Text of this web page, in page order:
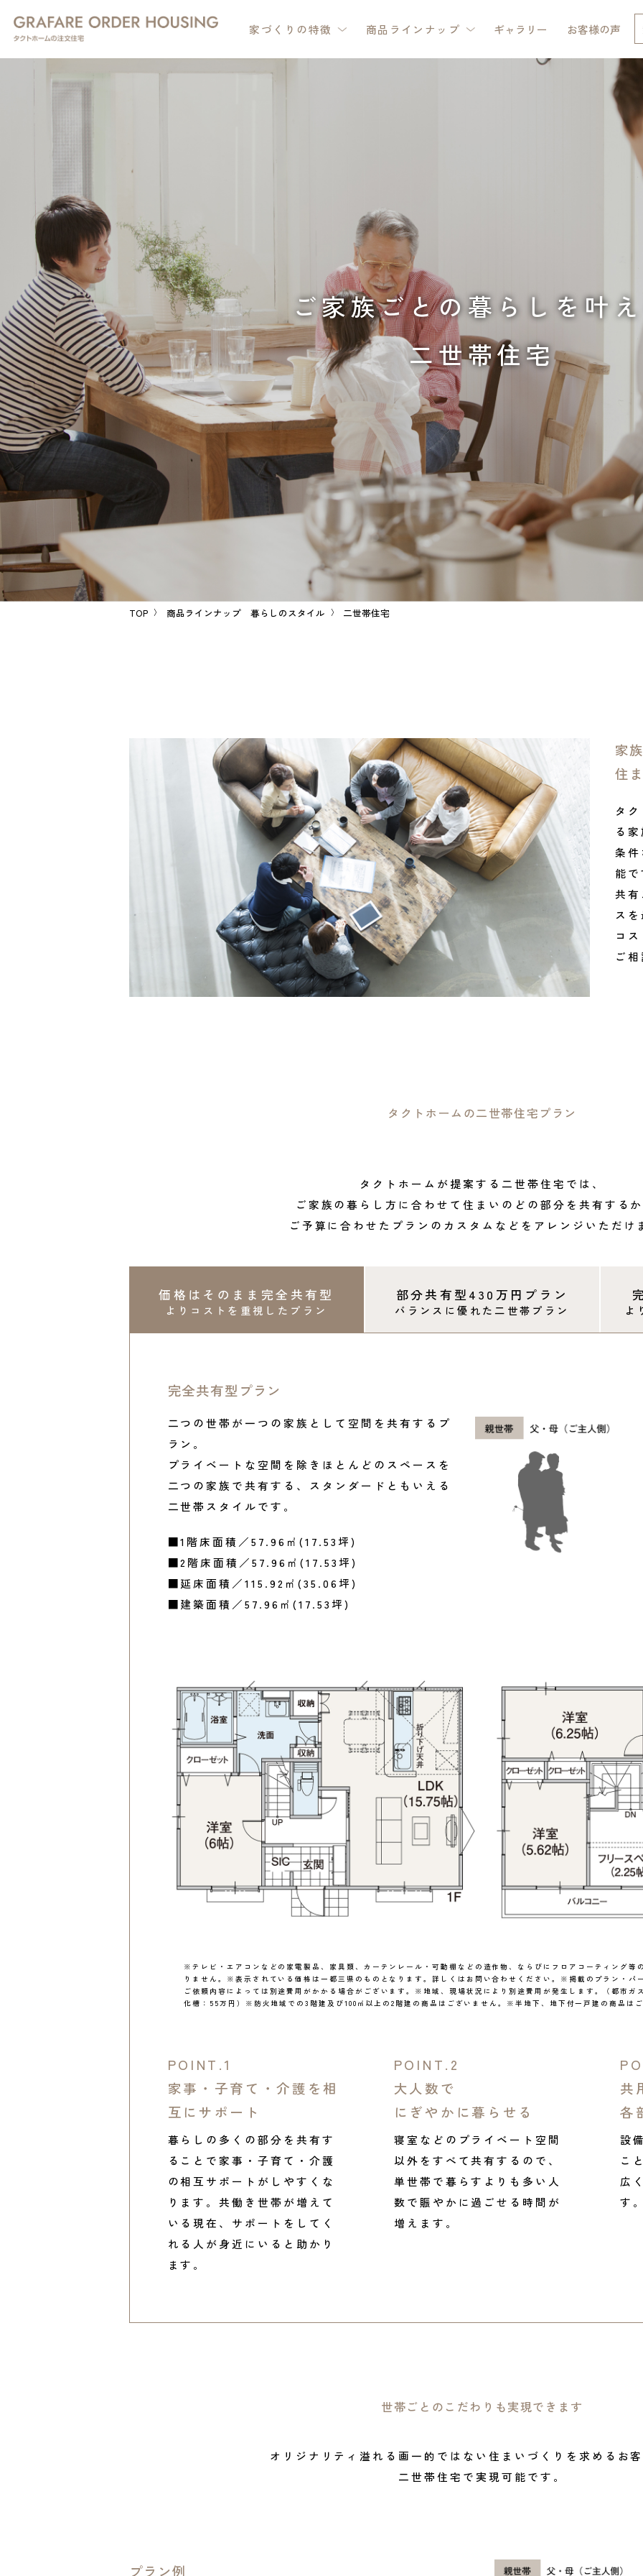
家づくりの特徴 商品ラインナップ ギャラリー お客様の声
ご家族ごとの暮らしを叶
二世帯住宅
TOP 商品ラインナップ 暮らしのスタイル 二世帯住宅
家
住
タ
る
条
能で
共
ス
コ
ご相
タクトホームの二世帯住宅プラン
タクトホームが提案する二世帯住宅では、
ご家族の暮らし方に合わせて住まいの どの部分を共有するか
ご予算に合わせたプランのカスタムなどを アレンジいただけ
価格はそのまま 完全共有型
よりコストを重視したプラン
部分共有型 430万円プラン
バランスに優れた二世帯プラン よ
完全共有型プラン
二つの世帯が一つの家族として空間を共有するプ
ラン。
プライベートな空間を除きほとんどのスペースを
二つの家族で共有する、スタンダードともいえる
二世帯スタイルです。
■1階床面積／57.96㎡(17.53坪)
■2階床面積／57.96㎡(17.53坪)
■延床面積／115.92㎡(35.06坪)
■建築面積／57.96㎡(17.53坪)
※テレビ・エアコンなどの家電製品、家具類、カーテンレール・可動棚などの造作物、ならびにフロアコーティング等
りません。※表示されている価格は一都三県のものとなります。詳しくはお問い合わせください。※掲載のプラン・パ
ご依頼内容によっては別途費用がかかる場合がございます。※地域、現場状況により別途費用が発生します。（都市
化槽：55万円）※防火地域での3階建及び100㎡以上の2階建の商品はございません。※半地下、地下付一戸建の商品はご
POINT.1
家事・子育て・介護を相
互にサポート
暮らしの多くの部分を共有す
ることで家事・子育て・介護
の相互サポートがしやすくな
ります。共働き世帯が増えて
いる現在、サポートをしてく
れる人が身近にいると助かり
ます。
POINT.2
大人数で
にぎやかに暮らせる
寝室などのプライベート空間
以外をすべて共有するので、
単世帯で暮らすよりも多い人
数で賑やかに過ごせる時間が
増えます。
共
各
設
こ
広
す。
世帯ごとのこだわりも実現できます
オリジナリティ溢れる画一的ではない 住まいづくりを求めるお客
二世帯住宅で実現可能です。
プラン例